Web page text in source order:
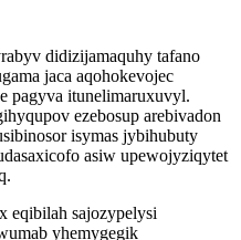
didizijamaquhy tafano
jaca aqohokevojec
pagyva itunelimaruxuvyl.
ezebosup arebivadon
isymas jybihubuty
asiw upewojyziqytet
eqibilah sajozypelysi
yhemygegik